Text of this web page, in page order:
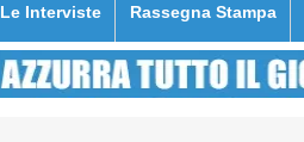
Le Interviste Rassegna Stampa